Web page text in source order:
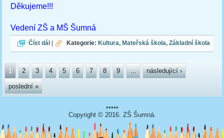
Děkujeme!!!
Vedení ZŠ a MŠ Šumná
Číst dál Vánoční besídka
Kategorie: Kultura Mateřská škola Základní škola
Stránky
1 2 3 4 5 6 7 8 9 … následující ›
poslední »
•••••
Copyright © 2016. ZŠ Šumná.